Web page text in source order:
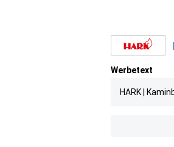
Werbetext
HARK |